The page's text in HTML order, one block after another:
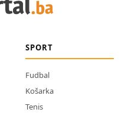
SPORT
Fudbal
Košarka
Tenis